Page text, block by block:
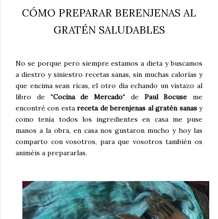
CÓMO PREPARAR BERENJENAS AL
GRATÉN SALUDABLES
No se porque pero siempre estamos a dieta y buscamos
a diestro y siniestro recetas sanas, sin muchas calorías y
que encima sean ricas, el otro día echando un vistazo al
libro de "Cocina de Mercado" de Paul Bocuse me
encontré con estareceta de berenjenas al gratén sanasy
como tenía todos los ingredientes en casa me puse
manos a la obra, en casa nos gustaron mucho y hoy las
comparto con vosotros, para que vosotros también os
animéis a prepararlas.